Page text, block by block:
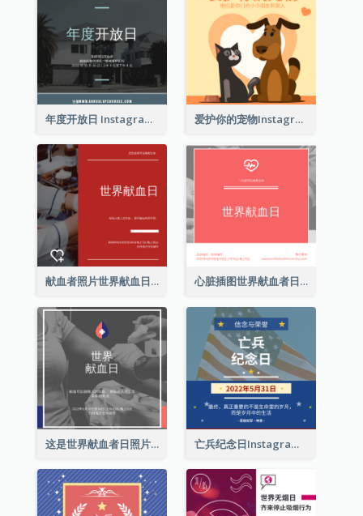
年度开放日 Instagram 帖子 爱护你的宠物Instagram帖子
献血者照片世界献血日Instagram帖子 心脏插图世界献血者日Instagram帖子
这是世界献血者日照片Instagram帖子 亡兵纪念日Instagram帖子(附名言引用)